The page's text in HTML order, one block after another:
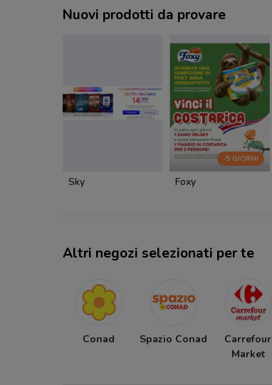
Nuovi prodotti da provare
Sky
-5 GIORNI
Foxy
Altri negozi selezionati per te
Conad Spazio Conad
Carrefour
Market